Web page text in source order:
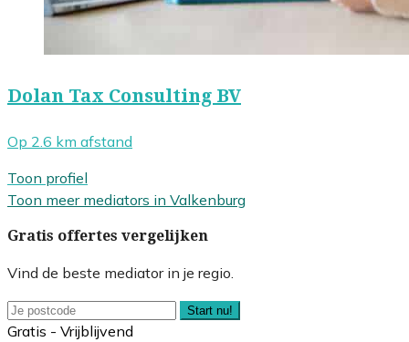
Dolan Tax Consulting BV
Op 2.6 km afstand
Toon profiel
Toon meer mediators in Valkenburg
Gratis offertes vergelijken
Vind de beste mediator in je regio.
Start nu!
Gratis - Vrijblijvend